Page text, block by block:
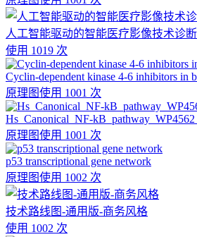
人工智能驱动的智能医疗影像技术诊
使用 1019 次
Cyclin-dependent kinase 4-6 inhibitors in
原理图使用 1001 次
Hs_Canonical_NF-
原理图使用 1001 次
p53 transcriptional gene network
原理图使用 1002 次
技术路线图-通用版-商务风格
使用 1002 次